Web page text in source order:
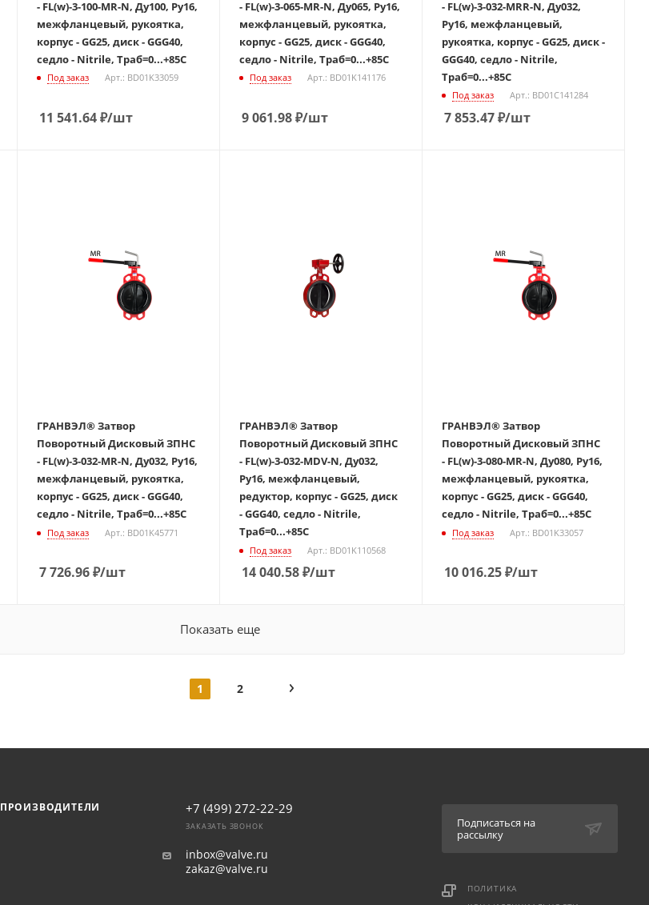
- FL(w)-3-100-MR-N, Ду100, Ру16,
межфланцевый, рукоятка,
корпус - GG25, диск - GGG40,
седло - Nitrile, Траб=0...+85С
Под заказ Арт.: BD01K33059
11 541.64₽/шт
- FL(w)-3-065-MR-N, Ду065, Ру16,
межфланцевый, рукоятка,
корпус - GG25, диск - GGG40,
седло - Nitrile, Траб=0...+85С
Под заказ Арт.: BD01K141176
9 061.98₽/шт
- FL(w)-3-032-MRR-N, Ду032,
Ру16, межфланцевый,
рукоятка, корпус - GG25, диск -
GGG40, седло - Nitrile,
Траб=0...+85С
Под заказ Арт.: BD01C141284
7 853.47₽/шт
ГРАНВЭЛ® Затвор
Поворотный Дисковый ЗПНС
- FL(w)-3-032-MR-N, Ду032, Ру16,
межфланцевый, рукоятка,
корпус - GG25, диск - GGG40,
седло - Nitrile, Траб=0...+85С
Под заказ Арт.: BD01K45771
7 726.96₽/шт
ГРАНВЭЛ® Затвор
Поворотный Дисковый ЗПНС
- FL(w)-3-032-MDV-N, Ду032,
Ру16, межфланцевый,
редуктор, корпус - GG25, диск
- GGG40, седло - Nitrile,
Траб=0...+85С
Под заказ Арт.: BD01K110568
14 040.58₽/шт
ГРАНВЭЛ® Затвор
Поворотный Дисковый ЗПНС
- FL(w)-3-080-MR-N, Ду080, Ру16,
межфланцевый, рукоятка,
корпус - GG25, диск - GGG40,
седло - Nitrile, Траб=0...+85С
Под заказ Арт.: BD01K33057
10 016.25₽/шт
Показать еще
1 2
ПРОИЗВОДИТЕЛИ
+7 (499) 272-22-29
ЗАКАЗАТЬ ЗВОНОК
inbox@valve.ru
zakaz@valve.ru
Подписаться на
рассылку
ПОЛИТИКА